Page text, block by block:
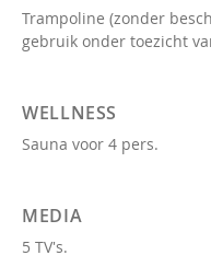
Trampoline (zonder
gebruik onder toezicht
WELLNESS
Sauna voor 4 pers.
MEDIA
5 TV's.